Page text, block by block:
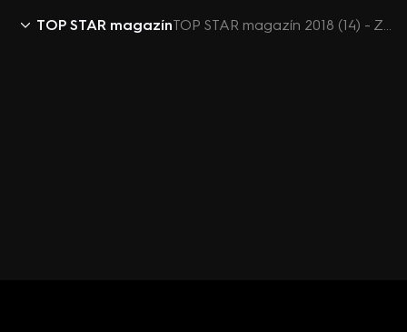
TOP STAR magazín TOP STAR magazín 2018 (14) - Ze života hvězd - Schneiderová, Polívka, Munzarová, Laffita